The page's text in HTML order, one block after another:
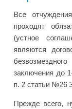
Все
проходят
(устное
являются
заключения до
п. 2 статьи №26
Прежде всего,